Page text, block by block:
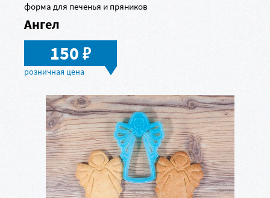
форма для печенья и пряников
Ангел
150в